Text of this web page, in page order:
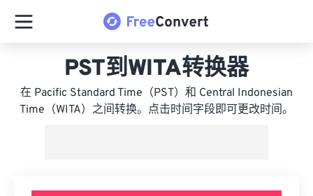
PST到WITA转换器
在 Pacific Standard Time（PST）和 Central Indonesian
Time（WITA）之间转换。点击时间字段即可更改时间。